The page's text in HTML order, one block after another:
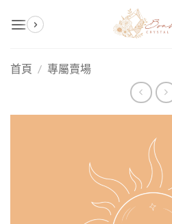
首頁 / 專屬賣場